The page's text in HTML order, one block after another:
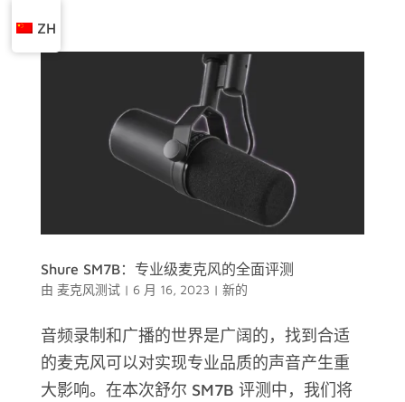
Shure SM7B：专业级麦克风的全面评测
由 麦克风测试| 6 月 16, 2023 | 新的
音频录制和广播的世界是广阔的，找到合适
的麦克风可以对实现专业品质的声音产生重
大影响。在本次舒尔 SM7B 评测中，我们将
ZH